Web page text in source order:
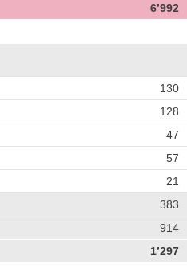
6’992
130
128
47
57
21
383
914
1’297